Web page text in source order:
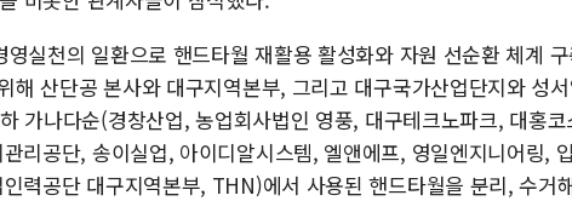
영실천의 일환으로 핸드타월 재활용 활성화와 자원 선순환 체계
해 산단공 본사와 대구지역본부, 그리고 대구국가산업단지와 성
가나다순(경창산업, 농업회사법인 영풍, 대구테크노파크, 대홍코
리공단, 송이실업, 아이디알시스템, 엘앤에프, 영일엔지니어링,
력공단 대구지역본부, THN)에서 사용된 핸드타월을 분리, 수거